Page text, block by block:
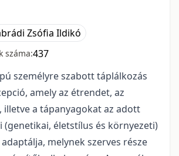
Zsófia Ildikó
száma:437
személyre szabott táplálkozás
amely az étrendet, az
illetve a tápanyagokat az adott
(genetikai, életstílus és környezeti)
melynek szerves része